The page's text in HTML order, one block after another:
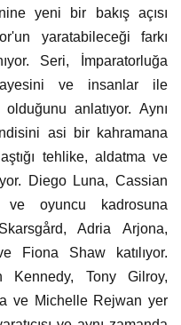
yeni bir bakış açısı
yaratabileceği farkı
Seri, İmparatorluğa
ve insanlar ile
anlatıyor. Aynı
asi bir kahramana
tehlike, aldatma ve
Diego Luna, Cassian
oyuncu kadrosuna
Adria Arjona,
Fiona Shaw katılıyor.
Kennedy, Tony Gilroy,
ve Michelle Rejwan yer